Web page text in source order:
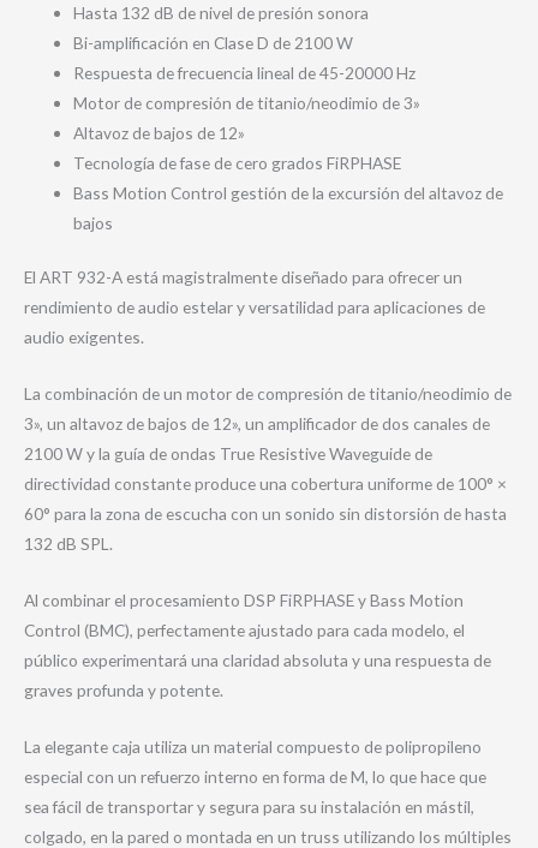
Hasta 132 dB de nivel de presión sonora
Bi-amplificación en Clase D de 2100 W
Respuesta de frecuencia lineal de 45-20000 Hz
Motor de compresión de titanio/neodimio de 3»
Altavoz de bajos de 12»
Tecnología de fase de cero grados FiRPHASE
Bass Motion Control gestión de la excursión del altavoz de
bajos
El ART 932-A está magistralmente diseñado para ofrecer un
rendimiento de audio estelar y versatilidad para aplicaciones de
audio exigentes.
La combinación de un motor de compresión de titanio/neodimio de
3», un altavoz de bajos de 12», un amplificador de dos canales de
2100 W y la guía de ondas True Resistive Waveguide de
directividad constante produce una cobertura uniforme de 100° ×
60° para la zona de escucha con un sonido sin distorsión de hasta
132 dB SPL.
Al combinar el procesamiento DSP FiRPHASE y Bass Motion
Control (BMC), perfectamente ajustado para cada modelo, el
público experimentará una claridad absoluta y una respuesta de
graves profunda y potente.
La elegante caja utiliza un material compuesto de polipropileno
especial con un refuerzo interno en forma de M, lo que hace que
sea fácil de transportar y segura para su instalación en mástil,
colgado, en la pared o montada en un truss utilizando los múltiples